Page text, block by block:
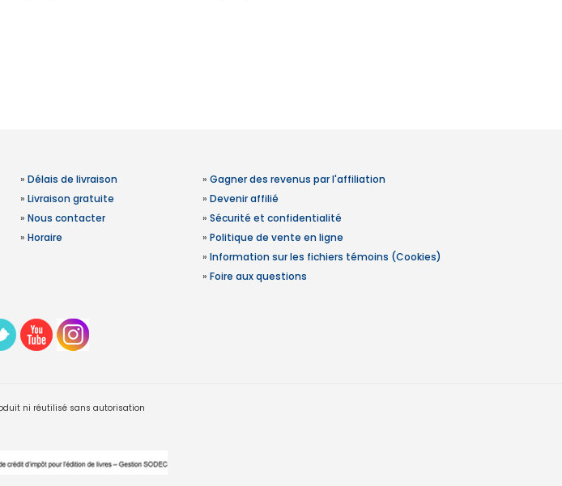
» Délais de livraison
» Livraison gratuite
» Nous contacter
» Horaire
» Gagner des revenus par l'affiliation
» Devenir affilié
» Sécurité et confidentialité
» Politique de vente en ligne
» Information sur les fichiers témoins (Cookies)
» Foire aux questions
ni réutilisé sans autorisation